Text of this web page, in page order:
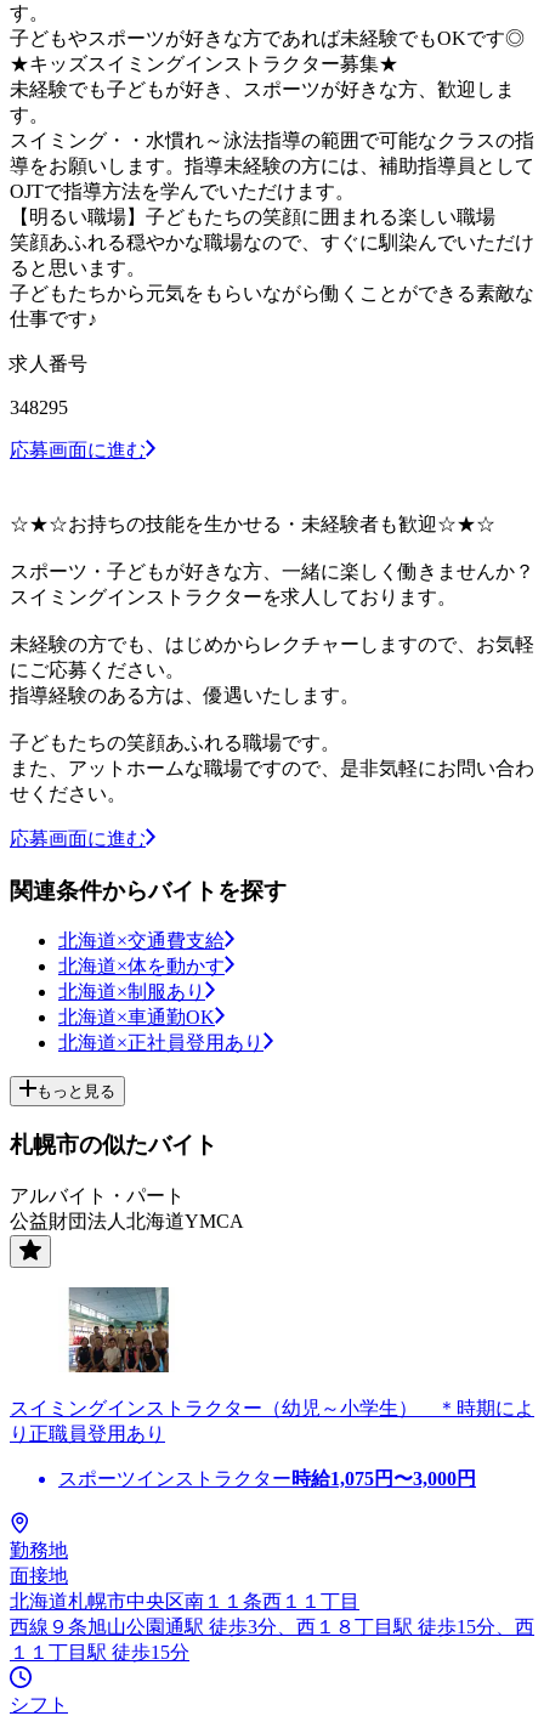
す。
子どもやスポーツが好きな方であれば未経験でもOKです◎
★キッズスイミングインストラクター募集★
未経験でも子どもが好き、スポーツが好きな方、歓迎しま
す。
スイミング・・水慣れ～泳法指導の範囲で可能なクラスの指
導をお願いします。指導未経験の方には、補助指導員として
OJTで指導方法を学んでいただけます。
【明るい職場】子どもたちの笑顔に囲まれる楽しい職場
笑顔あふれる穏やかな職場なので、すぐに馴染んでいただけ
ると思います。
子どもたちから元気をもらいながら働くことができる素敵な
仕事です♪
求人番号
348295
応募画面に進む
☆★☆お持ちの技能を生かせる・未経験者も歓迎☆★☆
スポーツ・子どもが好きな方、一緒に楽しく働きませんか？
スイミングインストラクターを求人しております。
未経験の方でも、はじめからレクチャーしますので、お気軽
にご応募ください。
指導経験のある方は、優遇いたします。
子どもたちの笑顔あふれる職場です。
また、アットホームな職場ですので、是非気軽にお問い合わ
せください。
応募画面に進む
関連条件からバイトを探す
北海道×交通費支給
北海道×体を動かす
北海道×制服あり
北海道×車通勤OK
北海道×正社員登用あり
もっと見る
札幌市の似たバイト
アルバイト・パート
公益財団法人北海道YMCA
スイミングインストラクター（幼児～小学生） ＊時期によ
り正職員登用あり
スポーツインストラクター時給1,075円〜3,000円
勤務地
面接地
北海道札幌市中央区南１１条西１１丁目
西線９条旭山公園通駅 徒歩3分、西１８丁目駅 徒歩15分、西
１１丁目駅 徒歩15分
シフト